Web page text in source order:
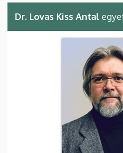
Dr. Lovas Kiss Antal